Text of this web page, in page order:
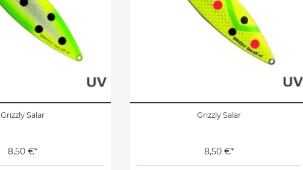
Grizzly Salar
8,50 €*
Grizzly Salar
8,50 €*